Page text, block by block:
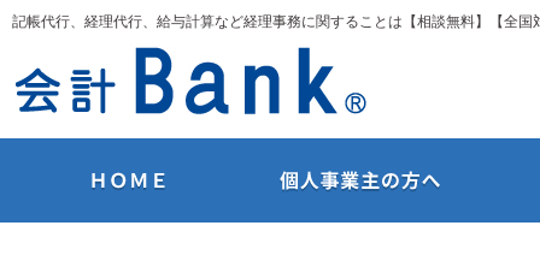
記帳代行、経理代行、給与計算など経理事務に関することは【相談無料】【全国